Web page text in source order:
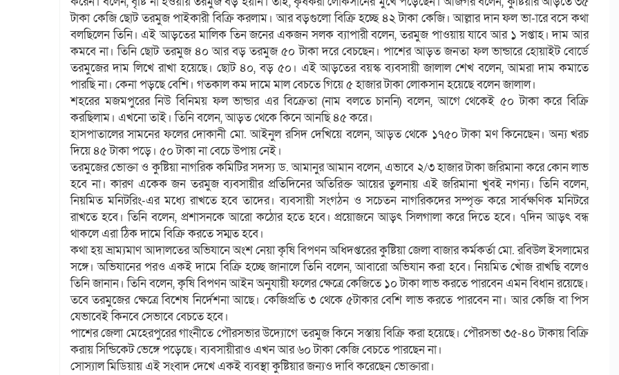
টাকা কেজি ছোট তরমুজ পাইকারী বিক্রি করলাম। আর বড়গুলো বিক্রি হচ্ছে ৪২ টাকা কেজি। আল্লার দান ফল ভা-ারে বসে কথা
বলছিলেন তিনি। এই আড়তের মালিক তিন জনের একজন সলক ব্যাপারী বলেন, তরমুজ পাওয়ায় যাবে আর ১ সপ্তাহ। দাম আর
কমবে না। তিনি ছোট তরমুজ ৪০ আর বড় তরমুজ ৫০ টাকা দরে বেচছেন। পাশের আড়ত জনতা ফল ভান্ডারে হোয়াইট বোর্ডে
তরমুজের দাম লিখে রাখা হয়েছে। ছোট ৪০, বড় ৫০। এই আড়তের বয়স্ক ব্যবসায়ী জালাল শেখ বলেন, আমরা দাম কমাতে
পারছি না। কেনা পড়ছে বেশি। গতকাল কম দামে মাল বেচতে গিয়ে ৫ হাজার টাকা লোকসান হয়েছে বলেন জালাল।
শহরের মজমপুরের নিউ বিনিময় ফল ভান্ডার এর বিক্রেতা (নাম বলতে চাননি) বলেন, আগে থেকেই ৫০ টাকা করে বিক্রি
করছিলাম। এখনো তাই। তিনি বলেন, আড়ত থেকে কিনে আনছি ৪৫ করে।
হাসপাতালের সামনের ফলের দোকানী মো. আইনুল রসিদ দেখিয়ে বলেন, আড়ত থেকে ১৭৫০ টাকা মণ কিনেছেন। অন্য খরচ
দিয়ে ৪৫ টাকা পড়ে। ৫০ টাকা না বেচে উপায় নেই।
তরমুজের ভোক্তা ও কুষ্টিয়া নাগরিক কমিটির সদস্য ড. আমানুর আমান বলেন, এভাবে ২/৩ হাজার টাকা জরিমানা করে কোন লাভ
হবে না। কারণ একেক জন তরমুজ ব্যবসায়ীর প্রতিদিনের অতিরিক্ত আয়ের তুলনায় এই জরিমানা খুবই নগন্য। তিনি বলেন,
নিয়মিত মনিটরিং-এর মধ্যে রাখতে হবে তাদের। ব্যবসায়ী সংগঠন ও সচেতন নাগরিকদের সম্পৃক্ত করে সার্বক্ষণিক মনিটরে
রাখতে হবে। তিনি বলেন, প্রশাসনকে আরো কঠোর হতে হবে। প্রয়োজনে আড়ৎ সিলগালা করে দিতে হবে। ৭দিন আড়ৎ বন্ধ
থাকলে এরা ঠিক দামে বিক্রি করতে সম্মত হবে।
কথা হয় ভ্রাম্যমাণ আদালতের অভিযানে অংশ নেয়া কৃষি বিপণন অধিদপ্তরের কুষ্টিয়া জেলা বাজার কর্মকর্তা মো. রবিউল ইসলামের
সঙ্গে। অভিযানের পরও একই দামে বিক্রি হচ্ছে জানালে তিনি বলেন, আবারো অভিযান করা হবে। নিয়মিত খোঁজ রাখছি বলেও
তিনি জানান। তিনি বলেন, কৃষি বিপণন আইন অনুযায়ী ফলের ক্ষেত্রে কেজিতে ১০ টাকা লাভ করতে পারবেন এমন বিধান রয়েছে।
তবে তরমুজের ক্ষেত্রে বিশেষ নির্দেশনা আছে। কেজিপ্রতি ৩ থেকে ৫টাকার বেশি লাভ করতে পারবেন না। আর কেজি বা পিস
যেভাবেই কিনবে সেভাবে বেচতে হবে।
পাশের জেলা মেহেরপুরের গাংনীতে পৌরসভার উদ্যোগে তরমুজ কিনে সস্তায় বিক্রি করা হয়েছে। পৌরসভা ৩৫-৪০ টাকায় বিক্রি
করায় সিন্ডিকেট ভেঙ্গে পড়েছে। ব্যবসায়ীরাও এখন আর ৬০ টাকা কেজি বেচতে পারছেন না।
সোস্যাল মিডিয়ায় এই সংবাদ দেখে একই ব্যবস্থা কুষ্টিয়ার জন্যও দাবি করেছেন ভোক্তারা।